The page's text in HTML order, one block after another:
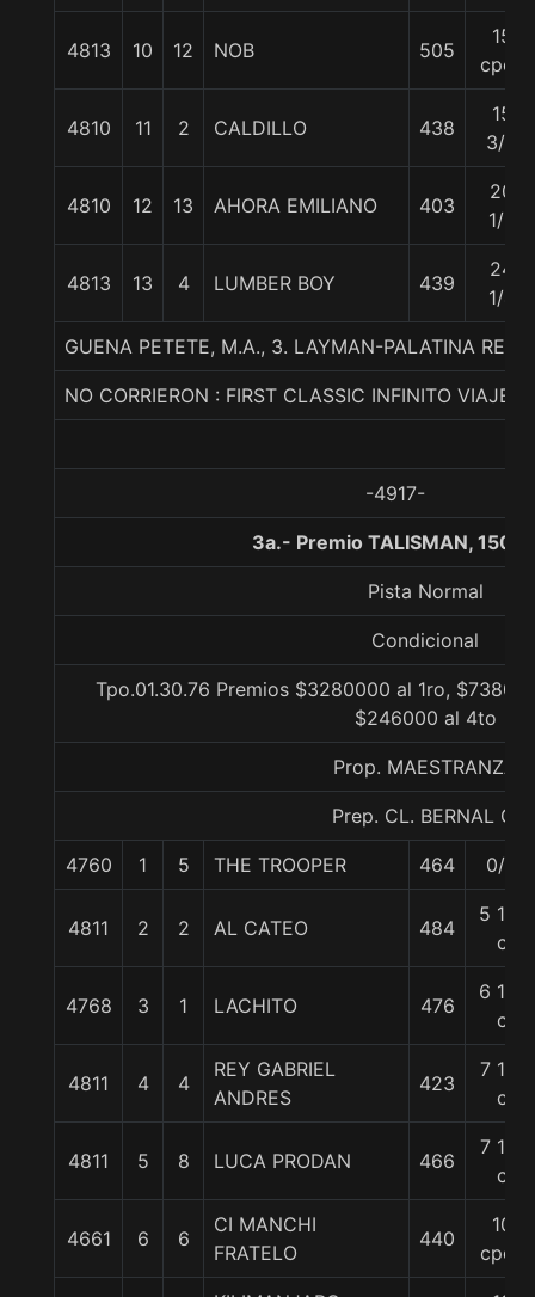
4813 10 12 NOB 505
15
cpos
4810 11 2 CALDILLO 438
15
3/4
4810 12 13 AHORA EMILIANO 403
20
1/2
4813 13 4 LUMBER BOY 439
24
1/4
GUENA PETETE, M.A., 3. LAYMAN-PALATINA REX-
NO CORRIERON : FIRST CLASSIC INFINITO VIAJE
-4917-
3a.- Premio TALISMAN, 1500
Pista Normal
Condicional
Tpo.01.30.76 Premios $3280000 al 1ro,
$246000 al 4to
Prop. MAESTRANZA
Prep. CL. BERNAL G.
4760 1 5 THE TROOPER 464 0/0
4811 2 2 AL CATEO 484
5 1/4
c
4768 3 1 LACHITO 476
6 1/4
c
4811 4 4
REY GABRIEL
ANDRES
423
7 1/4
c
4811 5 8 LUCA PRODAN 466
7 1/4
c
4661 6 6
CI MANCHI
FRATELO
440
10
cpos